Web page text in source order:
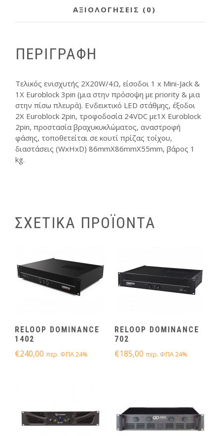
ΑΞΙΟΛΟΓΗΣΕΙΣ (0)
ΠΕΡΙΓΡΑΦΗ
Τελικός ενισχυτής 2Χ20W/4Ω, είσοδοι 1 x Mini-Jack &
1Χ Euroblock 3pin (μια στην πρόσοψη με priority & μια
στην πίσω πλευρά). Ενδεικτικό LED στάθμης, έξοδοι
2Χ Euroblock 2pin, τροφοδοσία 24VDC με1Χ Euroblock
2pin, προστασία βραχυκυκλώματος, αναστροφή
φάσης, τοποθετείται σε κουτί πρίζας τοίχου,
διαστάσεις (WxHxD) 86mmX86mmX55mm, βάρος 1
kg.
ΣΧΕΤΙΚΑ ΠΡΟΪΟΝΤΑ
RELOOP DOMINANCE
1402
€240,00 περ. ΦΠΑ 24%
RELOOP DOMINANCE
702
€185,00 περ. ΦΠΑ 24%